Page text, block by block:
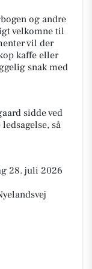
og andre
velkomne til
vil der
kaffe eller
snak med
sidde ved
så
28. juli 2026